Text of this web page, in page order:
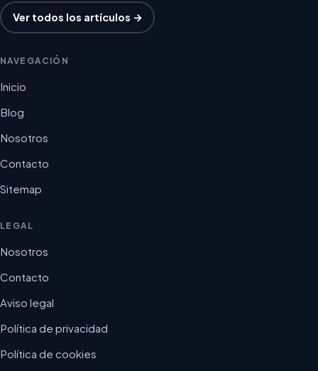
Ver todos los artículos →
NAVEGACIÓN
Inicio
Blog
Nosotros
Contacto
Sitemap
LEGAL
Nosotros
Contacto
Aviso legal
Política de privacidad
Política de cookies